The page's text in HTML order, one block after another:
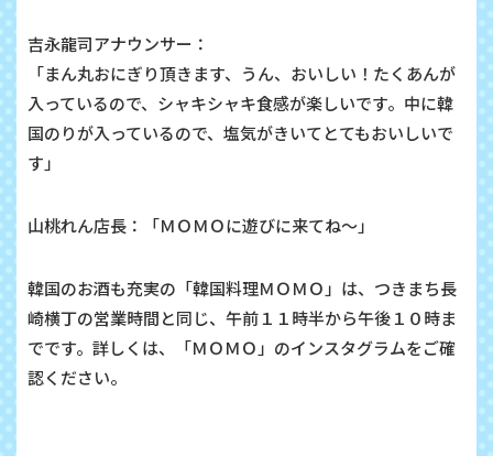
吉永龍司アナウンサー：
「まん丸おにぎり頂きます、うん、おいしい！たくあんが
入っているので、シャキシャキ食感が楽しいです。中に韓
国のりが入っているので、塩気がきいてとてもおいしいで
す」
山桃れん店長：「ＭＯＭＯに遊びに来てね～」
韓国のお酒も充実の「韓国料理ＭＯＭＯ」は、つきまち長
崎横丁の営業時間と同じ、午前１１時半から午後１０時ま
でです。詳しくは、「ＭＯＭＯ」のインスタグラムをご確
認ください。